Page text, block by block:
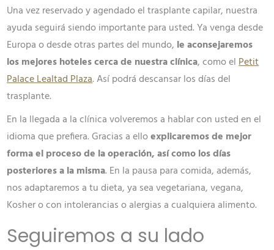
Una vez reservado y agendado el trasplante capilar, nuestra
ayuda seguirá siendo importante para usted. Ya venga desde
Europa o desde otras partes del mundo, le aconsejaremos
los mejores hoteles cerca de nuestra clínica, como elPetit
Palace Lealtad Plaza. Así podrá descansar los días del
trasplante.
En la llegada a la clínica volveremos a hablar con usted en el
idioma que prefiera. Gracias a elloexplicaremos de mejor
forma el proceso de la operación, así como los días
posteriores a la misma. En la pausa para comida, además,
nos adaptaremos a tu dieta, ya sea vegetariana, vegana,
Kosher o con intolerancias o alergias a cualquiera alimento.
Seguiremos a su lado